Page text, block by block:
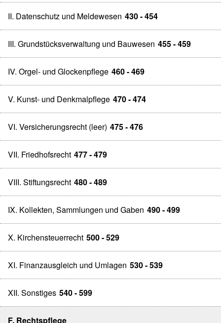
II. Datenschutz und Meldewesen 430 - 454
III. Grundstücksverwaltung und Bauwesen 455 - 459
IV. Orgel- und Glockenpflege 460 - 469
V. Kunst- und Denkmalpflege 470 - 474
VI. Versicherungsrecht (leer) 475 - 476
VII. Friedhofsrecht 477 - 479
VIII. Stiftungsrecht 480 - 489
IX. Kollekten, Sammlungen und Gaben 490 - 499
X. Kirchensteuerrecht 500 - 529
XI. Finanzausgleich und Umlagen 530 - 539
XII. Sonstiges 540 - 599
F. Rechtspflege